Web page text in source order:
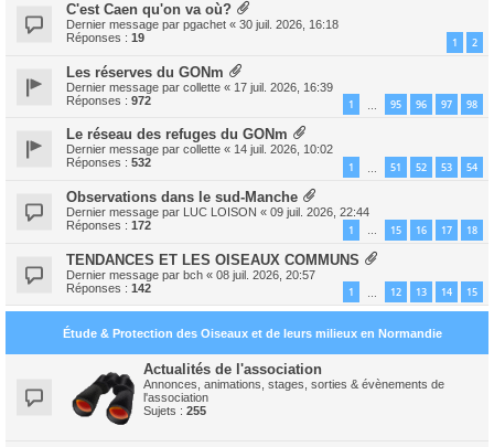
C'est Caen qu'on va où?
Dernier message par pgachet « 30 juil. 2026, 16:18
Réponses : 19 1 2
Les réserves du GONm
Dernier message par collette « 17 juil. 2026, 16:39
Réponses : 972 1 95 96 97 98
Le réseau des refuges du GONm
Dernier message par collette « 14 juil. 2026, 10:02
Réponses : 532 1 51 52 53 54
Observations dans le sud-Manche
Dernier message par LUC LOISON « 09 juil. 2026, 22:44
Réponses : 172 1 … 15 16 17 18
TENDANCES ET LES OISEAUX COMMUNS
Dernier message par bch « 08 juil. 2026, 20:57
Réponses : 142 1 12 13 14 15
Étude & Protection des Oiseaux et de leurs milieux en Normandie
Actualités de l'association
Annonces, animations, stages, sorties & évènements de
l'association
Sujets : 255